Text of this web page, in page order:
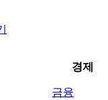
경제
금융